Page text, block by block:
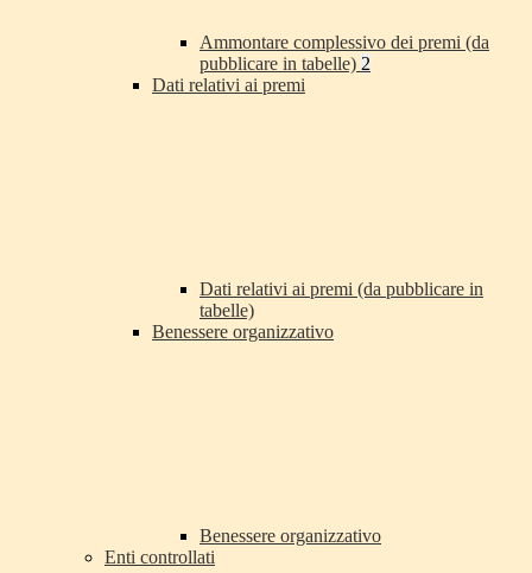
Ammontare complessivo dei premi (da
pubblicare in tabelle) 2
Dati relativi ai premi
Dati relativi ai premi (da pubblicare in
tabelle)
Benessere organizzativo
Benessere organizzativo
Enti controllati